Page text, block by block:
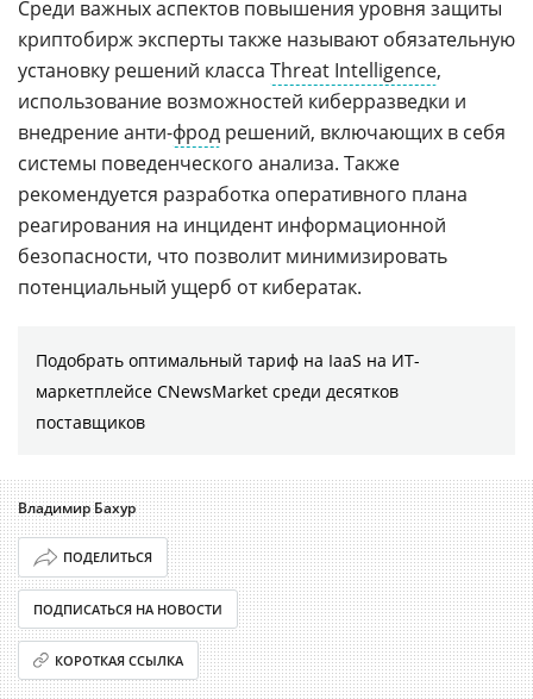
Среди важных аспектов повышения уровня защиты
криптобирж эксперты также называют обязательную
установку решений класса Threat Intelligence,
использование возможностей киберразведки и
внедрение анти-фрод решений, включающих в себя
системы поведенческого анализа. Также
рекомендуется разработка оперативного плана
реагирования на инцидент информационной
безопасности, что позволит минимизировать
потенциальный ущерб от кибератак.
Подобрать оптимальный тариф на IaaS на ИТ-
маркетплейсе CNewsMarket среди десятков
поставщиков
Владимир Бахур
ПОДЕЛИТЬСЯ
ПОДПИСАТЬСЯ НА НОВОСТИ
КОРОТКАЯ ССЫЛКА